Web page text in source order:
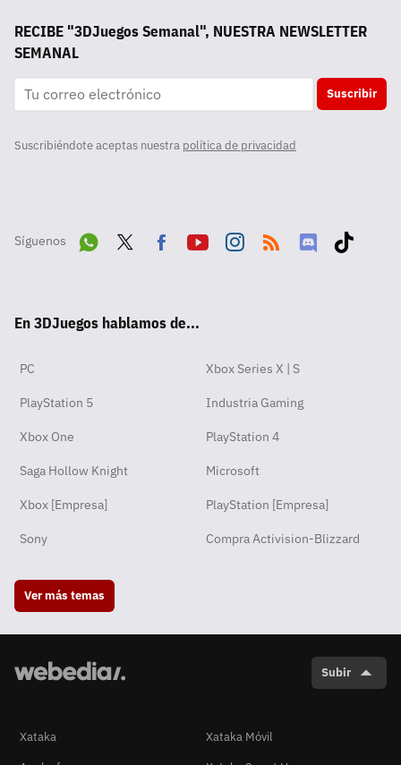
RECIBE "3DJuegos Semanal", NUESTRA NEWSLETTER
SEMANAL
Suscribir
Suscribiéndote aceptas nuestra política de privacidad
Síguenos
pp
ok
En 3DJuegos hablamos de...
PC Xbox Series X | S
PlayStation 5 Industria Gaming
Xbox One PlayStation 4
Saga Hollow Knight Microsoft
Xbox [Empresa] PlayStation [Empresa]
Sony Compra Activision-Blizzard
Ver más temas
Subir
Xataka
Xataka Móvil